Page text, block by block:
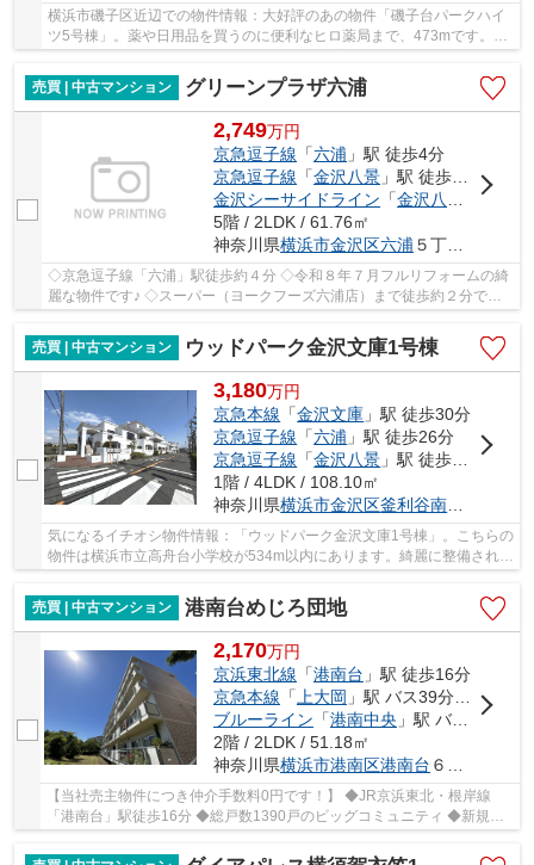
横浜市磯子区近辺での物件情報：大好評のあの物件「磯子台パークハイ
ツ5号棟」。薬や日用品を買うのに便利なヒロ薬局まで、473mです。築
売買 | 中古マンション
グリーンプラザ六浦
2,749万円
京急逗子線 「六浦 」駅 徒歩4分
京急逗子線 「金沢八景 」駅 徒歩18分
金沢シーサイドライン 「金沢八景
」駅 徒
5階 / 2LDK / 61.76㎡
神奈川県横浜市金沢区六浦 ５丁目21-3
◇京急逗子線「六浦」駅徒歩約４分 ◇令和８年７月フルリフォームの綺
麗な物件です♪ ◇スーパー（ヨークフーズ六浦店）まで徒歩約２分で便
売買 | 中古マンション
ウッドパーク金沢文庫1号棟
3,180万円
京急本線 「金沢文庫 」駅 徒歩30分
京急逗子線 「六浦 」駅 徒歩26分
京急逗子線 「金沢八景 」駅 徒歩30分
1階 / 4LDK / 108.10㎡
神奈川県横浜市金沢区釜利谷南
気になるイチオシ物件情報：「ウッドパーク金沢文庫1号棟」。こちらの
物件は横浜市立高舟台小学校が534m以内にあります。綺麗に整備された
中古マンションで清潔感を感じます。多種多様...
売買 | 中古マンション
港南台めじろ団地
2,170万円
京浜東北線 「港南台 」駅 徒歩16分
京急本線 「 上大岡 」駅 バス39分 「榎戸（横浜市）」 停歩7分
ブルーライン 「港南中央 」駅 バス30分 「榎戸（横浜市）」 停歩7分
2階 / 2LDK / 51.18㎡
神奈川県横浜市港南区港南台 ６丁目１－46
【当社売主物件につき仲介手数料0円です！】 ◆JR京浜東北・根岸線
「港南台」駅徒歩16分 ◆総戸数1390戸のビッグコミュニティ ◆新規リ
ノベーション（令和8年6月） ◆人気の2階住戸 ◆南側...